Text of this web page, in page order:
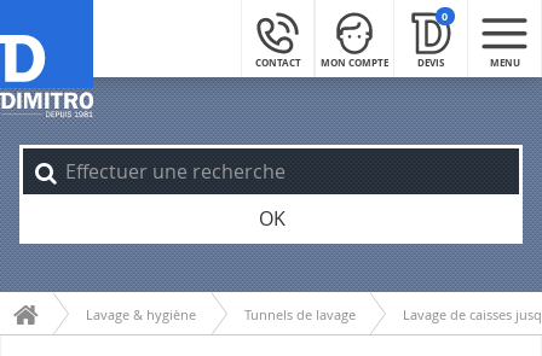
CONTACT MON COMPTE DEVIS
0
MENU
OK
Lavage & hygiène Tunnels de lavage Lavage de caisses